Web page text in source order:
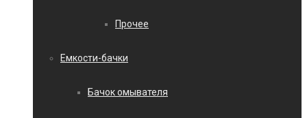
Прочее
Емкости-бачки
Бачок омывателя